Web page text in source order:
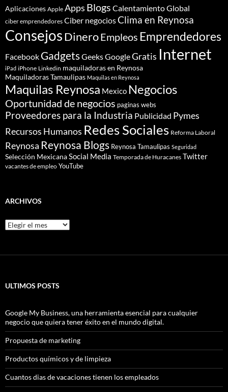
Aplicaciones Apple Apps Blogs Calentamiento Global
ciber emprendedores Ciber negociosClima en Reynosa
ConsejosDineroEmpleos Emprendedores
Facebook GadgetsGeeksGoogleGratis Internet
iPad iPhone Linkedin maquiladoras en Reynosa
Maquiladoras Tamaulipas Maquilas en Reynosa
Maquilas Reynosa Mexico Negocios
Oportunidad de negocios paginas webs
Proveedores para la Industria Publicidad Pymes
Recursos Humanos Redes Sociales Reforma Laboral
Reynosa Reynosa Blogs Reynosa Tamaulipas Seguridad
Selección MexicanaSocial Media Temporada de Huracanes Twitter
vacantes de empleo YouTube
ARCHIVOS
Archivos
ULTIMOS POSTS
Google My Business, una herramienta esencial para cualquier
negocio que quiera tener éxito en el mundo digital.
Propuesta de marketing
Productos químicos y de limpieza
Cuantos dias de vacaciones tienen los empleados